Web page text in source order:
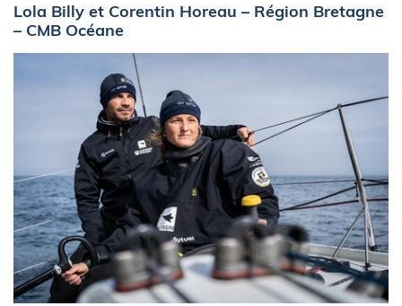
Lola Billy et Corentin Horeau – Région Bretagne
– CMB Océane